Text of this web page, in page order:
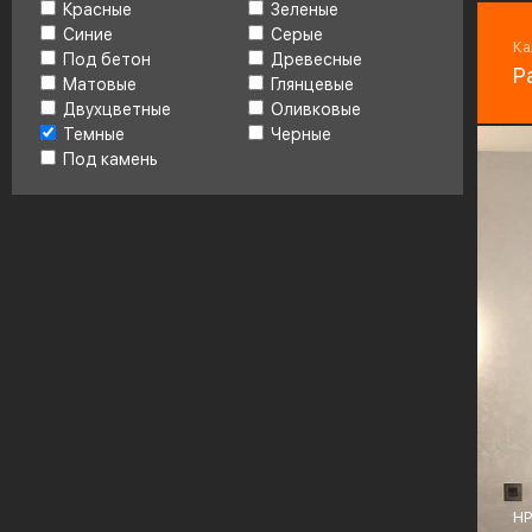
Красные
Зеленые
Синие
Серые
Под бетон
Древесные
Матовые
Глянцевые
Двухцветные
Оливковые
Темные
Черные
Под камень